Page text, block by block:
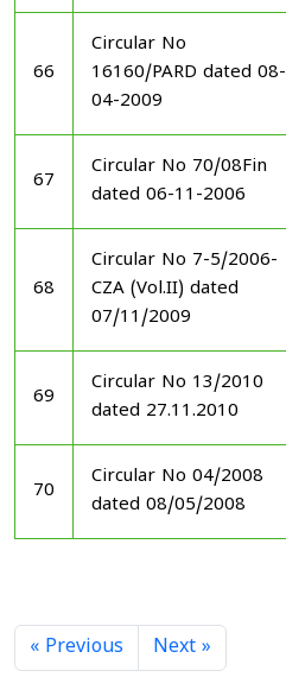
66
Circular No
16160/PARD dated 08-
04-2009
67
Circular No 70/08Fin
dated 06-11-2006
68
Circular No 7-5/2006-
CZA (Vol.II) dated
07/11/2009
69
Circular No 13/2010
dated 27.11.2010
70
Circular No 04/2008
dated 08/05/2008
« Previous Next »